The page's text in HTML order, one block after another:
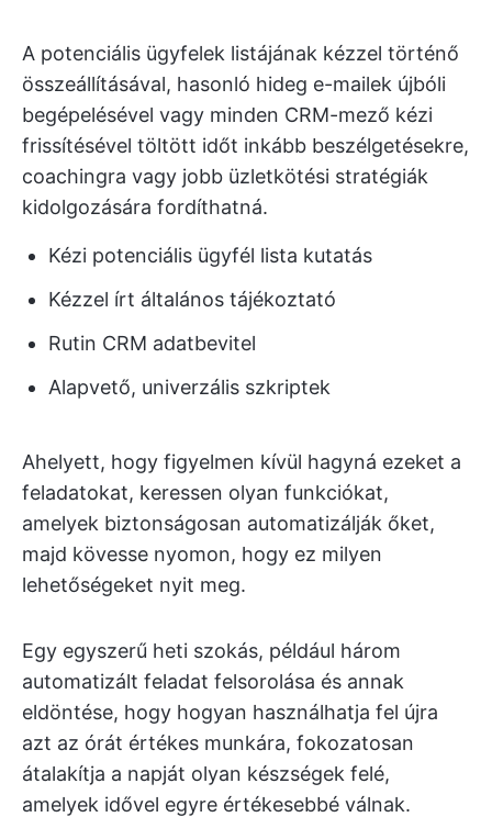
A potenciális ügyfelek listájának kézzel történő
összeállításával, hasonló hideg e-mailek újbóli
begépelésével vagy minden CRM-mező kézi
frissítésével töltött időt inkább beszélgetésekre,
coachingra vagy jobb üzletkötési stratégiák
kidolgozására fordíthatná.
Kézi potenciális ügyfél lista kutatás
Kézzel írt általános tájékoztató
Rutin CRM adatbevitel
Alapvető, univerzális szkriptek
Ahelyett, hogy figyelmen kívül hagyná ezeket a
feladatokat, keressen olyan funkciókat,
amelyek biztonságosan automatizálják őket,
majd kövesse nyomon, hogy ez milyen
lehetőségeket nyit meg.
Egy egyszerű heti szokás, például három
automatizált feladat felsorolása és annak
eldöntése, hogy hogyan használhatja fel újra
azt az órát értékes munkára, fokozatosan
átalakítja a napját olyan készségek felé,
amelyek idővel egyre értékesebbé válnak.